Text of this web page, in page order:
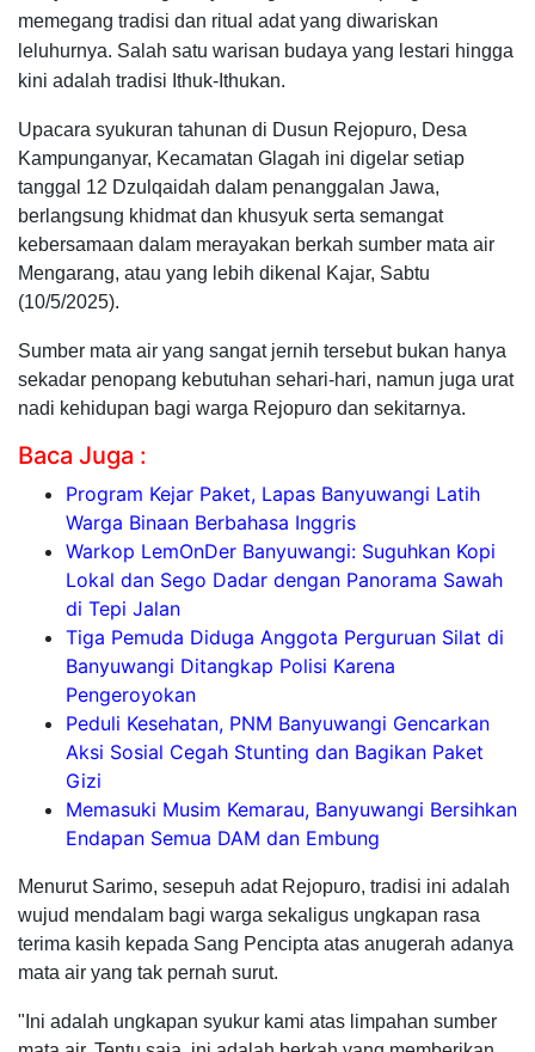
memegang tradisi dan ritual adat yang diwariskan
leluhurnya. Salah satu warisan budaya yang lestari hingga
kini adalah tradisi Ithuk-Ithukan.
Upacara syukuran tahunan di Dusun Rejopuro, Desa
Kampunganyar, Kecamatan Glagah ini digelar setiap
tanggal 12 Dzulqaidah dalam penanggalan Jawa,
berlangsung khidmat dan khusyuk serta semangat
kebersamaan dalam merayakan berkah sumber mata air
Mengarang, atau yang lebih dikenal Kajar, Sabtu
(10/5/2025).
Sumber mata air yang sangat jernih tersebut bukan hanya
sekadar penopang kebutuhan sehari-hari, namun juga urat
nadi kehidupan bagi warga Rejopuro dan sekitarnya.
Baca Juga :
Program Kejar Paket, Lapas Banyuwangi Latih
Warga Binaan Berbahasa Inggris
Warkop LemOnDer Banyuwangi: Suguhkan Kopi
Lokal dan Sego Dadar dengan Panorama Sawah
di Tepi Jalan
Tiga Pemuda Diduga Anggota Perguruan Silat di
Banyuwangi Ditangkap Polisi Karena
Pengeroyokan
Peduli Kesehatan, PNM Banyuwangi Gencarkan
Aksi Sosial Cegah Stunting dan Bagikan Paket
Gizi
Memasuki Musim Kemarau, Banyuwangi Bersihkan
Endapan Semua DAM dan Embung
Menurut Sarimo, sesepuh adat Rejopuro, tradisi ini adalah
wujud mendalam bagi warga sekaligus ungkapan rasa
terima kasih kepada Sang Pencipta atas anugerah adanya
mata air yang tak pernah surut.
"Ini adalah ungkapan syukur kami atas limpahan sumber